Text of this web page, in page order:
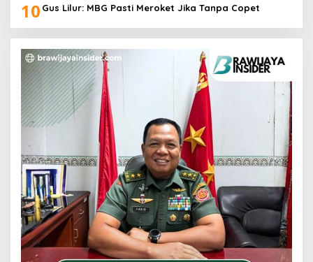
10 Gus Lilur: MBG Pasti Meroket Jika Tanpa Copet